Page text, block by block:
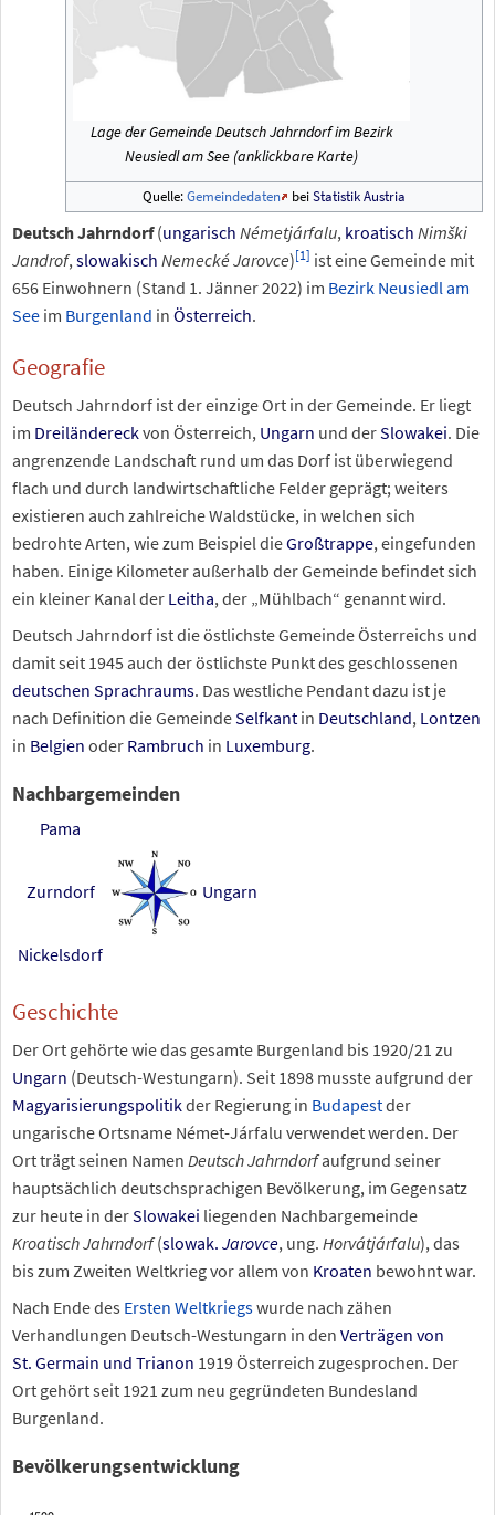
Lage der Gemeinde Deutsch Jahrndorf im Bezirk
Neusiedl am See (anklickbare Karte)
Quelle:Gemeindedaten beiStatistik Austria
Deutsch Jahrndorf(ungarisch Németjárfalu, kroatisch Nimški
Jandrof,slowakisch Nemecké Jarovce)[1] ist eine Gemeinde mit
656 Einwohnern (Stand 1. Jänner 2022) im Bezirk Neusiedl am
See im Burgenland in Österreich.
Geografie
Deutsch Jahrndorf ist der einzige Ort in der Gemeinde. Er liegt
im Dreiländereckvon Österreich, Ungarn und derSlowakei. Die
angrenzende Landschaft rund um das Dorf ist überwiegend
flach und durch landwirtschaftliche Felder geprägt; weiters
existieren auch zahlreiche Waldstücke, in welchen sich
bedrohte Arten, wie zum Beispiel dieGroßtrappe, eingefunden
haben. Einige Kilometer außerhalb der Gemeinde befindet sich
ein kleiner Kanal der Leitha, der „Mühlbach“ genannt wird.
Deutsch Jahrndorf ist die östlichste Gemeinde Österreichs und
damit seit 1945 auch der östlichste Punkt des geschlossenen
deutschen Sprachraums. Das westliche Pendant dazu ist je
nach Definition die GemeindeSelfkant in Deutschland, Lontzen
in Belgien oder Rambruch in Luxemburg.
Nachbargemeinden
Pama
Zurndorf Ungarn
Nickelsdorf
Geschichte
Der Ort gehörte wie das gesamte Burgenland bis 1920/21 zu
Ungarn (Deutsch-Westungarn). Seit 1898 musste aufgrund der
Magyarisierungspolitikder Regierung in Budapestder
ungarische Ortsname Német-Járfalu verwendet werden. Der
Ort trägt seinen Namen Deutsch Jahrndorfaufgrund seiner
hauptsächlich deutschsprachigen Bevölkerung, im Gegensatz
zur heute in derSlowakei liegenden Nachbargemeinde
Kroatisch Jahrndorf(slowak. Jarovce, ung. Horvátjárfalu), das
bis zum Zweiten Weltkrieg vor allem von Kroaten bewohnt war.
Nach Ende des Ersten Weltkriegswurde nach zähen
Verhandlungen Deutsch-Westungarn in den Verträgen von
St. Germain und Trianon 1919 Österreich zugesprochen. Der
Ort gehört seit 1921 zum neu gegründeten Bundesland
Burgenland.
Bevölkerungsentwicklung